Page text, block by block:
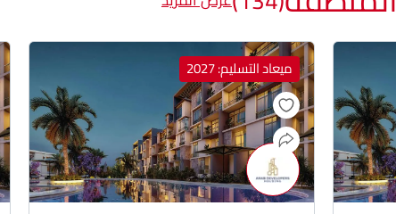
ميعاد التسليم: 2027